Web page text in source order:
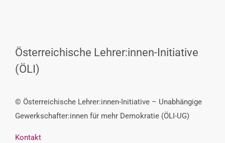
Österreichische Lehrer:innen-Initiative
(ÖLI)
© Österreichische Lehrer:innen-Initiative – Unabhängige
Gewerkschafter:innen für mehr Demokratie (ÖLI-UG)
Kontakt